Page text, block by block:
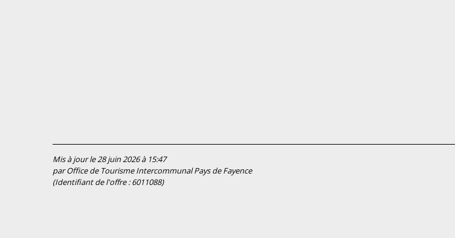
Mis à jour le 28 juin 2026 à 15:47
par Office de Tourisme Intercommunal Pays de Fayence
(Identifiant de l'offre :6011088)